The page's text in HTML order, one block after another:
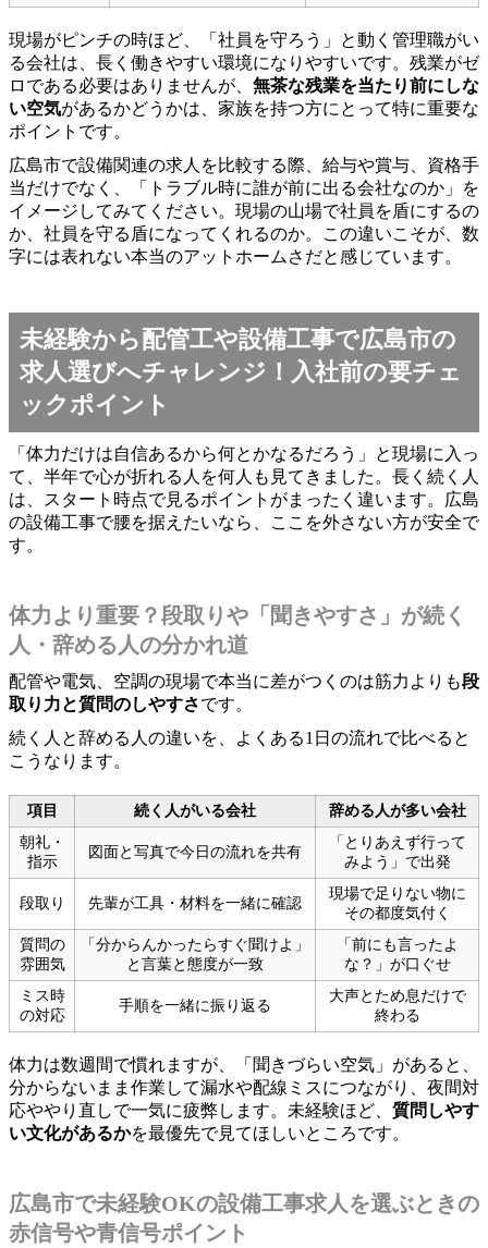
現場がピンチの時ほど、「社員を守ろう」と動く管理職がい
る会社は、長く働きやすい環境になりやすいです。残業がゼ
ロである必要はありませんが、 無茶な残業を当たり前にしな
い空気があるかどうかは、家族を持つ方にとって特に重要な
ポイントです。
広島市で設備関連の求人を比較する際、給与や賞与、資格手
当だけでなく、「トラブル時に誰が前に出る会社なのか」を
イメージしてみてください。現場の山場で社員を盾にするの
か、社員を守る盾になってくれるのか。この違いこそが、数
字には表れない本当のアットホームさだと感じています。
未経験から配管工や設備工事で広島市の
求人選びへチャレンジ！入社前の要チェ
ックポイント
「体力だけは自信あるから何とかなるだろう」と現場に入っ
て、半年で心が折れる人を何人も見てきました。長く続く人
は、スタート時点で見るポイントがまったく違います。広島
の設備工事で腰を据えたいなら、ここを外さない方が安全で
す。
体力より重要？段取りや「聞きやすさ」が続く
人・辞める人の分かれ道
配管や電気、空調の現場で本当に差がつくのは筋力よりも段
取り力と質問のしやすさです。
続く人と辞める人の違いを、よくある1日の流れで比べると
こうなります。
項目 続く人がいる会社
辞める人が多い会社
朝礼・
指示
図面と写真で今日の流れを共有
「とりあえず行って
みよう」で出発
段取り 先輩が工具・材料を一緒に確認
現場で足りない物に
その都度気付く
質問の
雰囲気
「分からんかったらすぐ聞けよ」
と言葉と態度が一致
「前にも言ったよ
な？」が口ぐせ
ミス時
の対応
手順を一緒に振り返る
大声とため息だけで
終わる
体力は数週間で慣れますが、「聞きづらい空気」があると、
分からないまま作業して漏水や配線ミスにつながり、夜間対
応ややり直しで一気に疲弊します。未経験ほど、 質問しやす
い文化があるかを最優先で見てほしいところです。
広島市で未経験OKの設備工事求人を選ぶときの
赤信号や青信号ポイント